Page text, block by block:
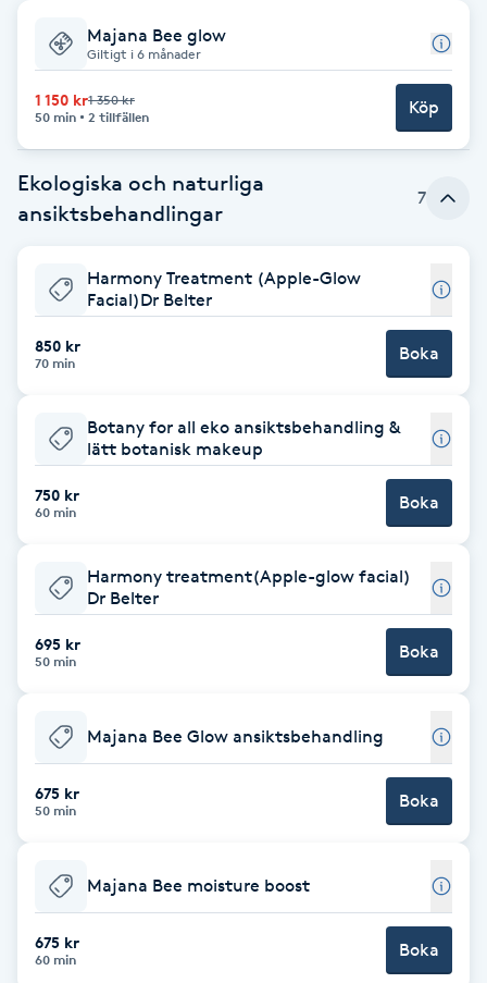
Babylights
Balayage
Barber
Barnklippning
BIAB
Blowout
Bottenfärg
Brynfärgning
Brynplockning
Celluliter
Color correction
Majana Bee glow
Giltigt i 6 månader
1 150 kr1 350 kr
50 min
2 tillfällen Köp
Ekologiska och naturliga
ansiktsbehandlingar
7
Harmony Treatment (Apple-Glow
Facial)Dr Belter
850 kr
70 min Boka
Botany for all eko ansiktsbehandling &
lätt botanisk makeup
750 kr
60 min Boka
Harmony treatment(Apple-glow facial)
Dr Belter
695 kr
50 min Boka
Majana Bee Glow ansiktsbehandling
675 kr
50 min Boka
Majana Bee moisture boost
675 kr
60 min Boka